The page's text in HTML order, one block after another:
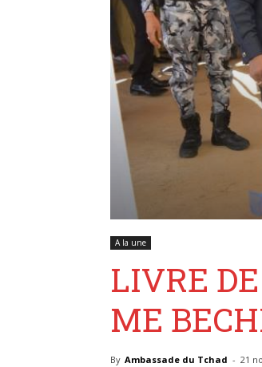
A la une
LIVRE
ME
By Ambassade du Tchad - 21